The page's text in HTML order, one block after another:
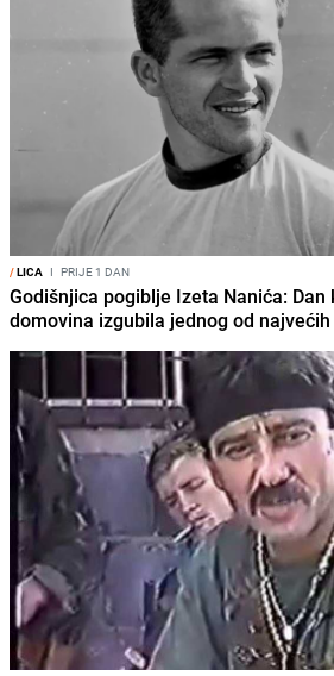
/LICA I PRIJE 1 DAN
Godišnjica pogiblje Izeta Nanića: Dan
domovina izgubila jednog od